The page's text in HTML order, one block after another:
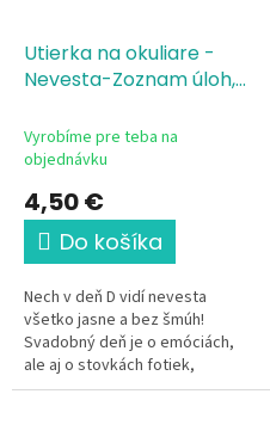
Utierka na okuliare -
Nevesta-Zoznam úloh,
mikrovlákno
Vyrobíme pre teba na
objednávku
4,50 €
Do košíka
Nech v deň D vidí nevesta
všetko jasne a bez šmúh!
Svadobný deň je o emóciách,
ale aj o stovkách fotiek,
kontrole harmonogramu na